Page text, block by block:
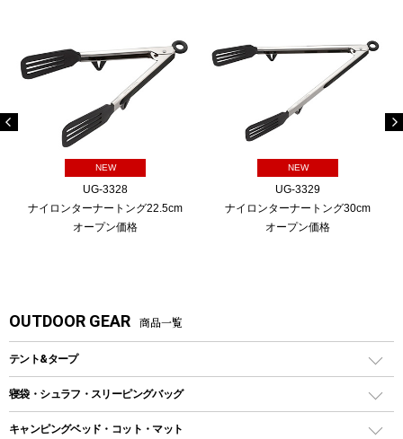
NEW
UG-3328
ナイロンターナートング22.5cm
オープン価格
NEW
UG-3329
ナイロンターナートング30cm
オープン価格
OUTDOOR GEAR 商品一覧
テント&タープ
テント
寝袋・シュラフ・スリーピングバッグ
レクタングラー型（封筒型）シュラフ
キャンピングベッド・コット・マット